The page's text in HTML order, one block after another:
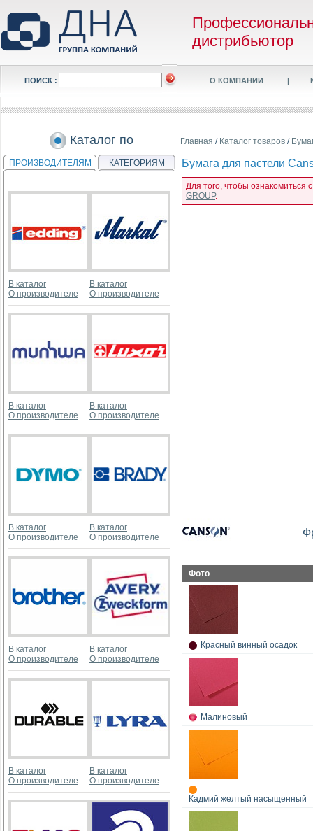
дистрибьютор
ПОИСК : О КОМПАНИИ |
Каталог по
ПРОИЗВОДИТЕЛЯМ КАТЕГОРИЯМ
В каталог
О производителе
В каталог
О производителе
В каталог
О производителе
В каталог
О производителе
В каталог
О производителе
В каталог
О производителе
В каталог
О производителе
В каталог
О производителе
В каталог
О производителе
В каталог
О производителе
Главная / Каталог товаров /
Бумага для пастели
Для того, чтобы ознакомиться
GROUP.
Фото
Красный винный осадок
Малиновый
Кадмий желтый насыщенный